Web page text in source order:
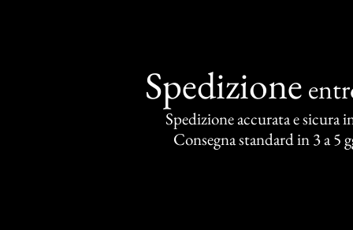
Spedizione
Spedizione accurata e sicura
Consegna standard in 3 a 5